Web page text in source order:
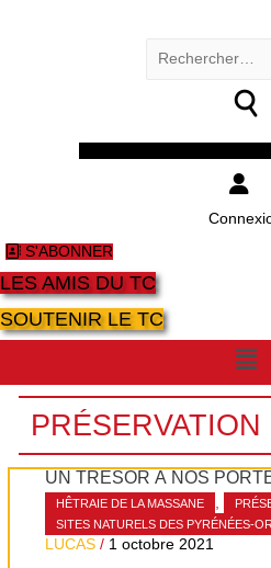
Rechercher :
S'ABONNER
LES AMIS DU TC
SOUTENIR LE TC
Menu
UN TRÉSOR À NOS
HÊTRAIE DE LA MASSANE ,
SITES NATURELS DES PYRÉNÉES-
LUCAS / 1 octobre 2021